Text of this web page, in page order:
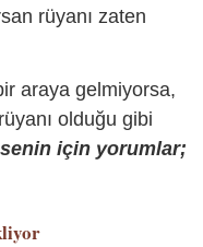
rüyanı zaten
araya gelmiyorsa,
olduğu gibi
için yorumlar;